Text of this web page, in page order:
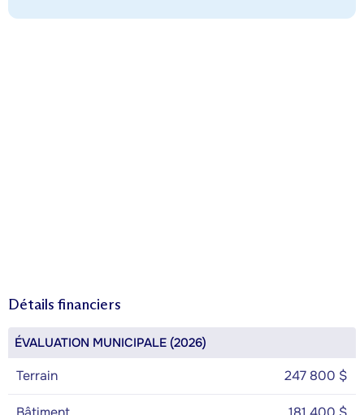
Détails financiers
ÉVALUATION MUNICIPALE (2026)
Terrain 247 800 $